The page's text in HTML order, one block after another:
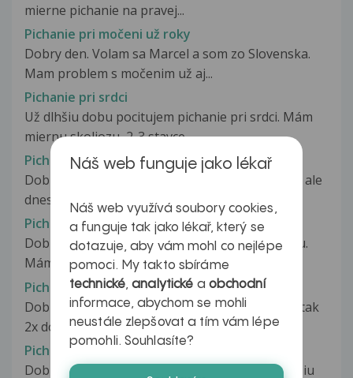
mierne pichanie na pravej...
Pichanie pri močeni už roky
Dobry den. Volam sa Marcel a som zo Slovenska.
Mam problem s močenim už aj...
Pichanie pri srdci
Už dlhšiu dobu pocitujem pichanie pri srdci. Mám
miernu skoliozu, 2-3 stavce...
Pichanie pri srdci
Dobry den, tri dni ma sem tam pichalo pri srdci, ale
dneska je to pichanie cely...
Pichanie v bradavkách
Dobrý večer, chcela by som Vás poprosiť o radu.
Mám 19 rokov a už pár dní, asi...
Pichanie v hlave
Dobry den, mam 15 rokov a mam bolesti hlavy tak
2x do mesiaca, občas ma to boli...
Pichanie v hrudi
Dobrý deň... mam problem... mojho ocka uz dlhsiu
Náš web funguje jako lékař
Náš web využívá soubory cookies,
a funguje tak jako lékař, který se
dotazuje, aby vám mohl co nejlépe
pomoci. My takto sbíráme
technické,analytické a obchodní
informace, abychom se mohli
neustále zlepšovat a tím vám lépe
pomohli. Souhlasíte?